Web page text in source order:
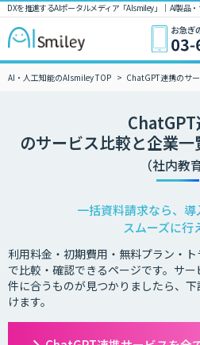
DXを推進するAIポータルメディア「AIsmiley」｜ AI製品
AI・人工知能のAIsmiley TOP ChatGPT連携のサ
のサービス比較と企業一
（社内教
一括資料請求なら、
スムーズに行
利用料金・初期費用・無料プラン・
で比較・確認できるページです。サ
件に合うものが見つかりましたら、
けます。